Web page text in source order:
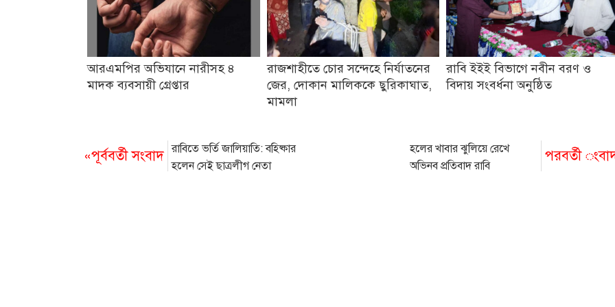
আরএমপির অভিযানে নারীসহ ৪
মাদক ব্যবসায়ী গ্রেপ্তার
রাজশাহীতে চোর সন্দেহে নির্যাতনের
জের, দোকান মালিককে ছুরিকাঘাত,
মামলা
রাবি ইইই বিভাগে নবীন বরণ ও
বিদায় সংবর্ধনা অনুষ্ঠিত
«পূর্ববর্তী সংবাদ রাবিতে ভর্তি জালিয়াতি: বহিষ্কার
হলেন সেই ছাত্রলীগ নেতা
পরবর্তী
হলের খাবার ঝুলিয়ে রেখে
অভিনব প্রতিবাদ রাবি